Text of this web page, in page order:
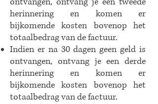
herinnering en komen er
bijkomende kosten bovenop het
totaalbedrag van de factuur.
Indien er na 30 dagen geen geld is
ontvangen, ontvang je een derde
herinnering en komen er
bijkomende kosten bovenop het
totaalbedrag van de factuur.